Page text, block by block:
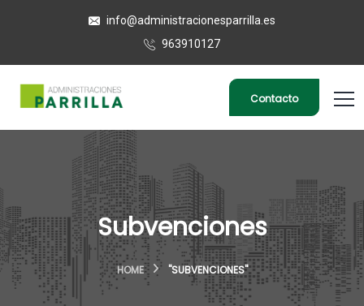
info@administracionesparrilla.es
963910127
Contacto
Subvenciones
HOME "SUBVENCIONES"